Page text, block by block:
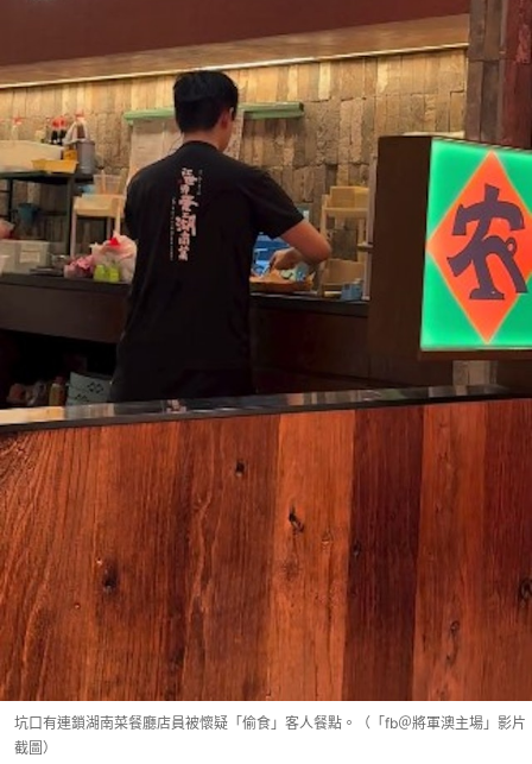
坑口有連鎖湖南菜餐廳店員被懷疑「偷食」客人餐點。（「fb＠將軍澳主場」影片
截圖）